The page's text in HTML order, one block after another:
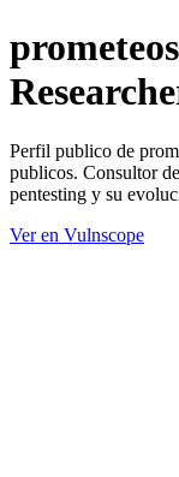
Perfil publico de
publicos. Consultor
pentesting y su
Ver en Vulnscope